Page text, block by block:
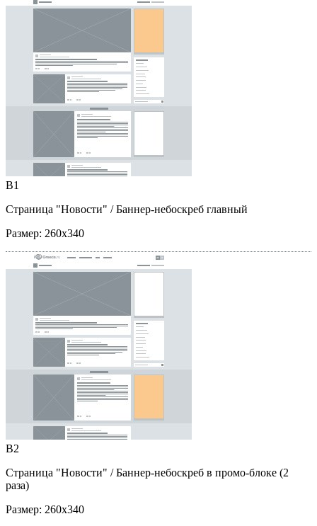
B1
Страница "Новости" / Баннер-небоскреб главный
Размер: 260x340
B2
Страница "Новости" / Баннер-небоскреб в промо-блоке (2
раза)
Размер: 260x340